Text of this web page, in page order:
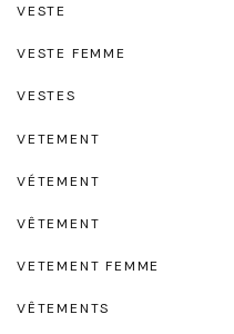
VESTE
VESTE FEMME
VESTES
VETEMENT
VÉTEMENT
VÊTEMENT
VETEMENT FEMME
VÊTEMENTS